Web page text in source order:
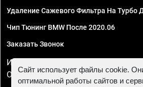
Удаление Сажевого Фильтра На Турбо
Чип Тюнинг BMW После 2020.06
Заказать Звонок
ИП Смирнов Георгий Павлович.
ОГРНИП 324470400032610
Сайт использует файлы cookie.
оптимальной работы сайтов и